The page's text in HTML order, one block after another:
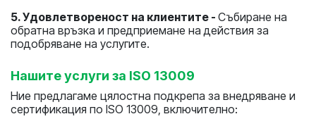
5. Удовлетвореност на клиентите - Събиране на
обратна връзка и предприемане на действия за
подобряване на услугите.
Нашите услуги за ISO 13009
Ние предлагаме цялостна подкрепа за внедряване и
сертификация по ISO 13009, включително: